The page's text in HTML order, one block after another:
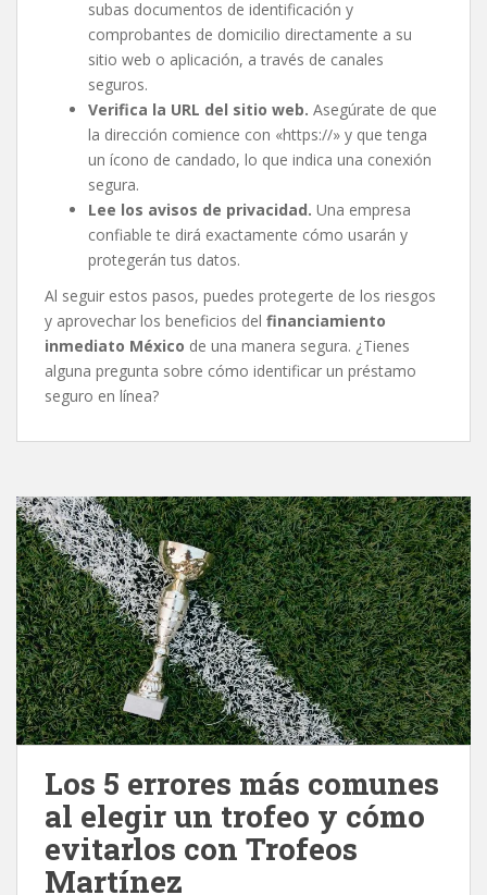
subas documentos de identificación y
comprobantes de domicilio directamente a su
sitio web o aplicación, a través de canales
seguros.
Verifica la URL del sitio web. Asegúrate de que
la dirección comience con «https://» y que tenga
un ícono de candado, lo que indica una conexión
segura.
Lee los avisos de privacidad. Una empresa
confiable te dirá exactamente cómo usarán y
protegerán tus datos.
Al seguir estos pasos, puedes protegerte de los riesgos
y aprovechar los beneficios del financiamiento
inmediato México de una manera segura. ¿Tienes
alguna pregunta sobre cómo identificar un préstamo
seguro en línea?
Los 5 errores más comunes
al elegir un trofeo y cómo
evitarlos con Trofeos
Martínez